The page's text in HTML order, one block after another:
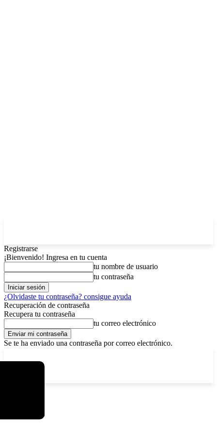
Registrarse
¡Bienvenido! Ingresa en tu cuenta
tu nombre de usuario
tu contraseña
¿Olvidaste tu contraseña? consigue ayuda
Recuperación de contraseña
Recupera tu contraseña
tu correo electrónico
Se te ha enviado una contraseña por correo electrónico.